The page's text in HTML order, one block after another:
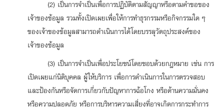
(2) เป็นการจำเป็นเพื่อการปฏิบัติตามสัญญาหรือตามคำขอของ
เจ้าของข้อมูล รวมทั้งเปิดเผยเพื่อให้การทำธุรกรรมหรือกิจกรรมใด ๆ
ของเจ้าของข้อมูลสามารถดำเนินการได้โดยบรรลุวัตถุประสงค์ของ
เจ้าของข้อมูล
(3) เป็นการจำเป็นเพื่อประโยชน์โดยชอบด้วยกฎหมาย เช่น การ
เปิดเผยแก่นิติบุคคล ผู้ให้บริการ เพื่อการดำเนินการในการตรวจสอบ
และป้องกันหรือจัดการเกี่ยวกับปัญหาการฉ้อโกง หรือด้านความมั่นคง
หรือความปลอดภัย หรือการบริหารความเสี่ยงที่อาจเกิดการกระทำการ